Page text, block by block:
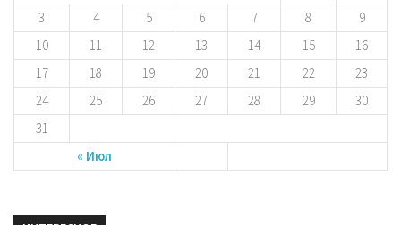
« Июл
3
4 5 6 7 8
9
10
11 12 13 14 15
16
17
18 19 20 21 22
23
24
25 26 27 28 29
30
31